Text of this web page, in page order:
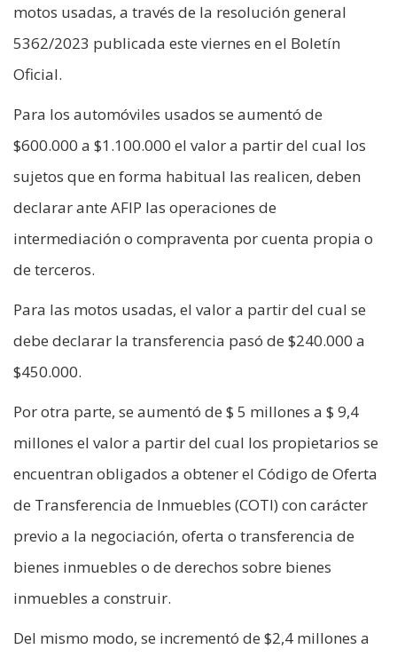
motos usadas, a través de la resolución general
5362/2023 publicada este viernes en el Boletín
Oficial.
Para los automóviles usados se aumentó de
$600.000 a $1.100.000 el valor a partir del cual los
sujetos que en forma habitual las realicen, deben
declarar ante AFIP las operaciones de
intermediación o compraventa por cuenta propia o
de terceros.
Para las motos usadas, el valor a partir del cual se
debe declarar la transferencia pasó de $240.000 a
$450.000.
Por otra parte, se aumentó de $ 5 millones a $ 9,4
millones el valor a partir del cual los propietarios se
encuentran obligados a obtener el Código de Oferta
de Transferencia de Inmuebles (COTI) con carácter
previo a la negociación, oferta o transferencia de
bienes inmuebles o de derechos sobre bienes
inmuebles a construir.
Del mismo modo, se incrementó de $2,4 millones a